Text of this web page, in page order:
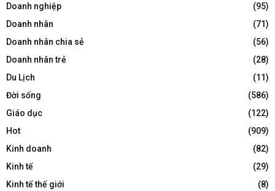
Doanh nghiệp
(95)
Doanh nhân
(71)
Doanh nhân chia sẻ
(56)
Doanh nhân trẻ
(28)
Du Lịch
(11)
Đời sống
(586)
Giáo dục
(122)
Hot
(909)
Kinh doanh
(82)
Kinh tế
(29)
Kinh tế thế giới
(8)